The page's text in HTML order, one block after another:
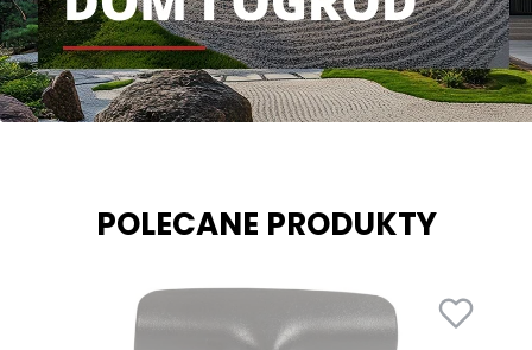
POLECANE PRODUKTY